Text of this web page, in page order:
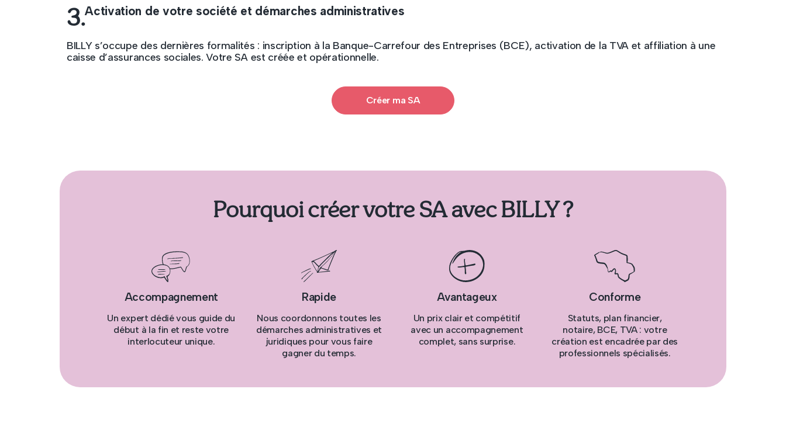
3.Activation de votre société et démarches administratives
BILLY s’occupe des dernières formalités : inscription à la Banque-Carrefour des Entreprises (BCE), activation de la TVA et affiliation à une
caisse d’assurances sociales. Votre SA est créée et opérationnelle.
Créer ma SA
Pourquoi créer votre SA avec BILLY ?
Accompagnement
Un expert dédié vous guide du
début à la fin et reste votre
interlocuteur unique.
Rapide
Nous coordonnons toutes les
démarches administratives et
juridiques pour vous faire
gagner du temps.
Avantageux
Un prix clair et compétitif
avec un accompagnement
complet, sans surprise.
Conforme
Statuts, plan financier,
notaire, BCE, TVA : votre
création est encadrée par des
professionnels spécialisés.